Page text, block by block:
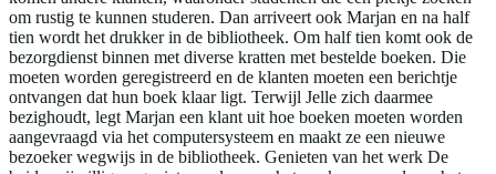
om rustig te kunnen studeren. Dan arriveert ook Marjan en na half
tien wordt het drukker in de bibliotheek. Om half tien komt ook de
bezorgdienst binnen met diverse kratten met bestelde boeken. Die
moeten worden geregistreerd en de klanten moeten een berichtje
ontvangen dat hun boek klaar ligt. Terwijl Jelle zich daarmee
bezighoudt, legt Marjan een klant uit hoe boeken moeten worden
aangevraagd via het computersysteem en maakt ze een nieuwe
bezoeker wegwijs in de bibliotheek. Genieten van het werk De